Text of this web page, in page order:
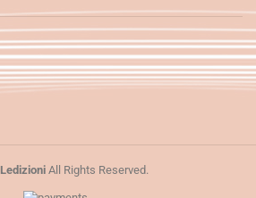
LedizioniAll Rights Reserved.